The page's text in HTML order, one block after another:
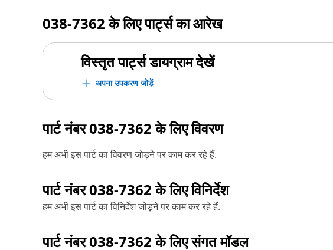
038-7362के लिए पार्ट्स का आरेख
विस्तृत पार्ट्स डायग्राम देखें
अपना उपकरण जोड़ें
पार्ट नंबर038-7362के लिए विवरण
हम अभी इस पार्ट का विवरण जोड़ने पर काम कर रहे हैं.
पार्ट नंबर038-7362के लिए विनिर्देश
हम अभी इस पार्ट का विनिर्देश जोड़ने पर काम कर रहे हैं.
पार्ट नंबर038-7362के लिए संगत मॉडल